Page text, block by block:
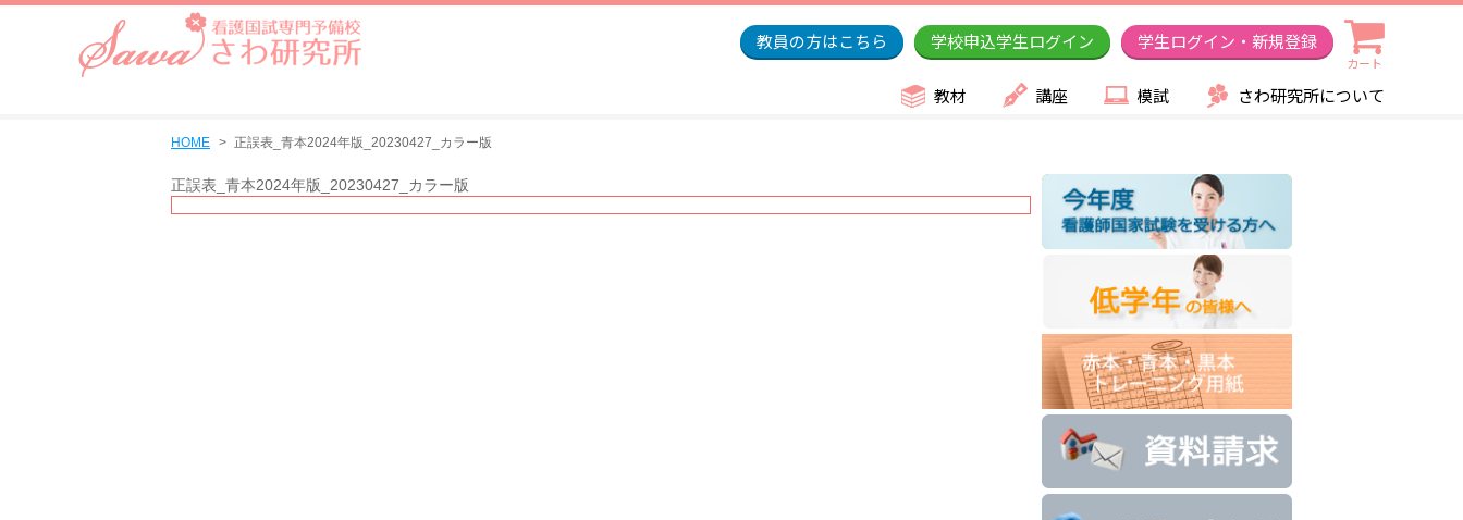
教員の方はこちら 学校申込学生ログイン 学生ログイン・新規登録
カート
教材 講座 模試 さわ研究所について
HOME 正誤表_青本2024年版_20230427_カラー版
正誤表_青本2024年版_20230427_カラー版